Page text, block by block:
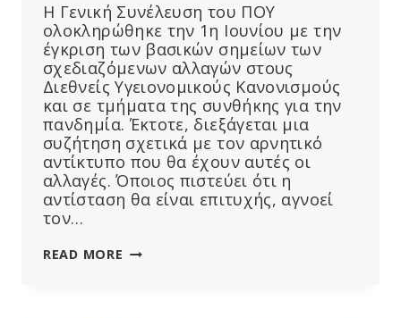
Η Γενική Συνέλευση του ΠΟΥ
ολοκληρώθηκε την 1η Ιουνίου με την
έγκριση των βασικών σημείων των
σχεδιαζόμενων αλλαγών στους
Διεθνείς Υγειονομικούς Κανονισμούς
και σε τμήματα της συνθήκης για την
πανδημία. Έκτοτε, διεξάγεται μια
συζήτηση σχετικά με τον αρνητικό
αντίκτυπο που θα έχουν αυτές οι
αλλαγές. Όποιος πιστεύει ότι η
αντίσταση θα είναι επιτυχής, αγνοεί
τον…
READ MORE ΣΥΝΘΉΚΕΣ